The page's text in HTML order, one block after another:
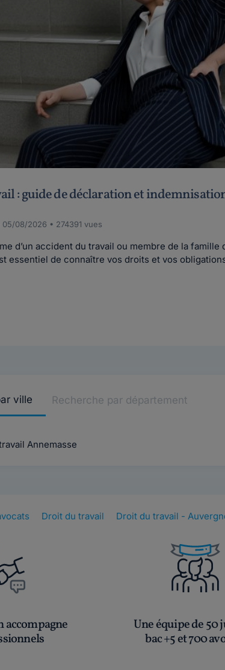
: guide de déclaration et
05/08/2026 • 274391 vues
d’un accident du travail ou membre de la famille
essentiel de connaître vos droits et vos
ville Recherche par département
Annemasse
Droit du travail Droit du travail -
accompagne
Une équipe de 50
bac +5 et 700